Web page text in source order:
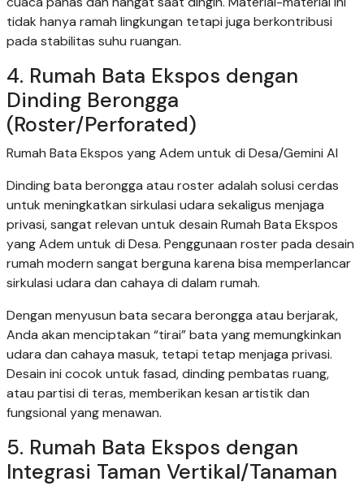
tidak hanya ramah lingkungan tetapi juga berkontribusi
pada stabilitas suhu ruangan.
4. Rumah Bata Ekspos dengan
Dinding Berongga
(Roster/Perforated)
Rumah Bata Ekspos yang Adem untuk di Desa/Gemini AI
Dinding bata berongga atau roster adalah solusi cerdas
untuk meningkatkan sirkulasi udara sekaligus menjaga
privasi, sangat relevan untuk desain Rumah Bata Ekspos
yang Adem untuk di Desa. Penggunaan roster pada desain
rumah modern sangat berguna karena bisa memperlancar
sirkulasi udara dan cahaya di dalam rumah.
Dengan menyusun bata secara berongga atau berjarak,
Anda akan menciptakan “tirai” bata yang memungkinkan
udara dan cahaya masuk, tetapi tetap menjaga privasi.
Desain ini cocok untuk fasad, dinding pembatas ruang,
atau partisi di teras, memberikan kesan artistik dan
fungsional yang menawan.
5. Rumah Bata Ekspos dengan
Integrasi Taman Vertikal/Tanaman